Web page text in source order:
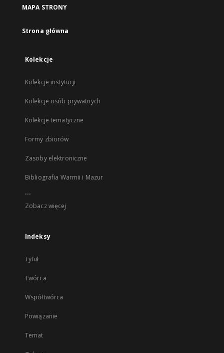
MAPA STRONY
Strona główna
Kolekcje
Kolekcje instytucji
Kolekcje osób prywatnych
Kolekcje tematyczne
Formy zbiorów
Zasoby elektroniczne
Bibliografia Warmii i Mazur
...
Zobacz więcej
Indeksy
Tytuł
Twórca
Współtwórca
Powiązanie
Temat